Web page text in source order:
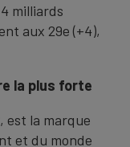
milliards
aux 29e (+4),
la plus forte
, est la marque
et du monde